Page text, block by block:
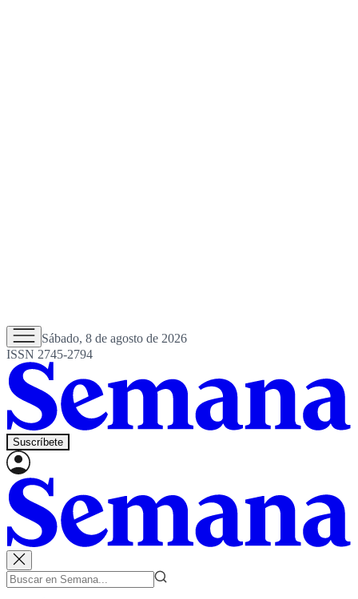
Sábado, 8 de agosto de 2026
ISSN 2745-2794
Suscríbete